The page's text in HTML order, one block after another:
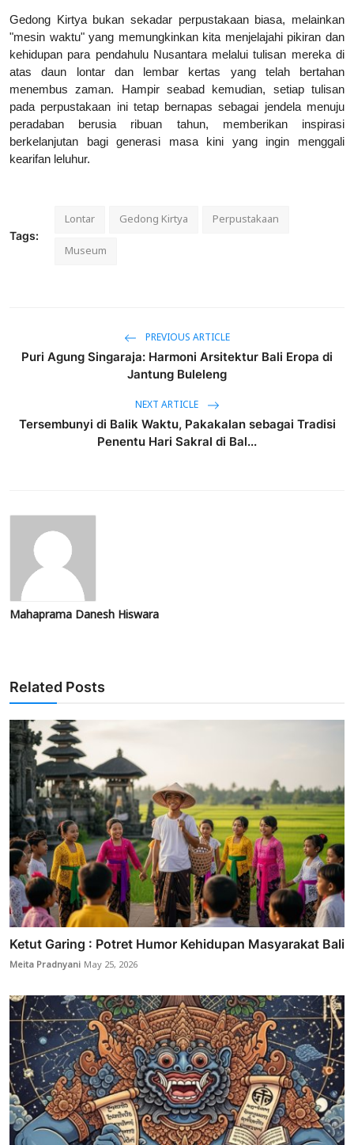
Gedong Kirtya bukan sekadar perpustakaan biasa, melainkan
"mesin waktu" yang memungkinkan kita menjelajahi pikiran dan
kehidupan para pendahulu Nusantara melalui tulisan mereka di
atas daun lontar dan lembar kertas yang telah bertahan
menembus zaman. Hampir seabad kemudian, setiap tulisan
pada perpustakaan ini tetap bernapas sebagai jendela menuju
peradaban berusia ribuan tahun, memberikan inspirasi
berkelanjutan bagi generasi masa kini yang ingin menggali
kearifan leluhur.
Tags:
Lontar Gedong Kirtya
Perpustakaan
Museum
PREVIOUS ARTICLE
Puri Agung Singaraja: Harmoni Arsitektur Bali Eropa di
Jantung Buleleng
NEXT ARTICLE
Tersembunyi di Balik Waktu, Pakakalan sebagai Tradisi
Penentu Hari Sakral di Bal...
Mahaprama Danesh Hiswara
Related Posts
Ketut Garing : Potret Humor Kehidupan Masyarakat Bali
Meita Pradnyani May 25, 2026